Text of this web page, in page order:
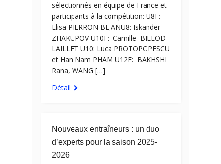
sélectionnés en équipe de France et
participants à la compétition: U8F:
Elisa PIERRON BEJANU8: Iskander
ZHAKUPOV ​U10F​: Camille​ BILLOD-
LAILLET U10: Luca PROTOPOPESCU
et Han Nam PHAM ​U12F:​ ​ BAKHSHI
Rana, WANG […]
Détail
Nouveaux entraîneurs : un duo
d’experts pour la saison 2025-
2026